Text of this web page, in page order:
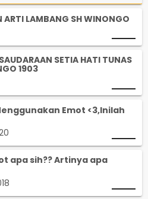
ARTI LAMBANG SH WINONGO
SETIA HATI TUNAS
1903
Emot <3,Inilah
apa sih?? Artinya apa